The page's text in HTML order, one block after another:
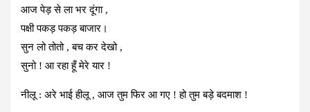
आज पेड़ से ला भर दूंगा ,
पक्षी पकड़ पकड़ बाजार।
सुन लो तोतो , बच कर देखो ,
सुनो ! आ रहा हूँ मेरे यार !
नीलू : अरे भाई हीलू , आज तुम फिर आ गए ! हो तुम बड़े बदमाश !